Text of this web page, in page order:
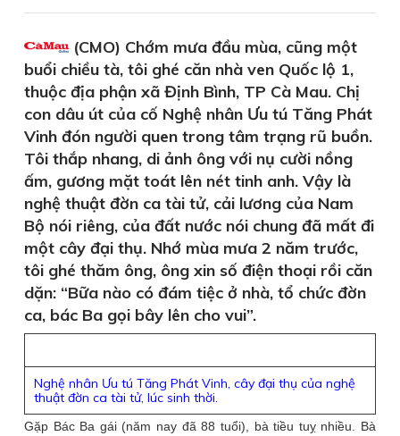
(CMO) Chớm mưa đầu mùa, cũng một
buổi chiều tà, tôi ghé căn nhà ven Quốc lộ 1,
thuộc địa phận xã Định Bình, TP Cà Mau. Chị
con dâu út của cố Nghệ nhân Ưu tú Tăng Phát
Vinh đón người quen trong tâm trạng rũ buồn.
Tôi thắp nhang, di ảnh ông với nụ cười nồng
ấm, gương mặt toát lên nét tinh anh. Vậy là
nghệ thuật đờn ca tài tử, cải lương của Nam
Bộ nói riêng, của đất nước nói chung đã mất đi
một cây đại thụ. Nhớ mùa mưa 2 năm trước,
tôi ghé thăm ông, ông xin số điện thoại rồi căn
dặn: “Bữa nào có đám tiệc ở nhà, tổ chức đờn
ca, bác Ba gọi bây lên cho vui”.
Nghệ nhân Ưu tú Tăng Phát Vinh, cây đại thụ của nghệ
thuật đờn ca tài tử, lúc sinh thời.
Gặp Bác Ba gái (năm nay đã 88 tuổi), bà tiều tuỵ nhiều. Bà